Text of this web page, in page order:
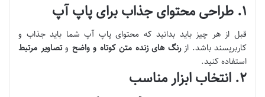
۱. طراحی محتوای جذاب برای پاپ آپ
قبل از هر چیز باید بدانید که محتوای پاپ آپ شما باید جذاب و
کاربرپسند باشد. ازرنگ های زنده متن کوتاه و واضح وتصاویر مرتبط
استفاده کنید.
۲. انتخاب ابزار مناسب